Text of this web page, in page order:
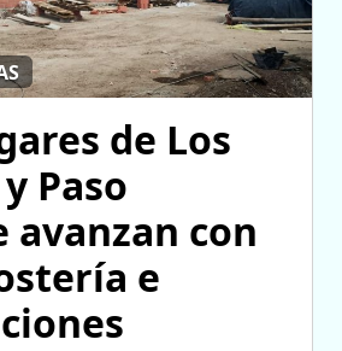
de Los
Paso
avanzan con
e